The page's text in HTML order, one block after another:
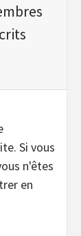
Si vous
n'êtes
en